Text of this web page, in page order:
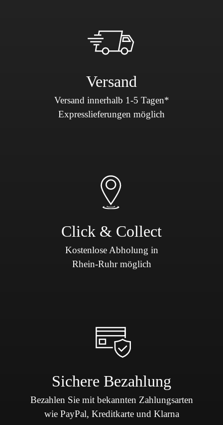
Versand
Versand innerhalb 1-5 Tagen*
Expresslieferungen möglich
Click & Collect
Kostenlose Abholung in
Rhein-Ruhr möglich
Sichere Bezahlung
Bezahlen Sie mit bekannten Zahlungsarten
wie PayPal, Kreditkarte und Klarna